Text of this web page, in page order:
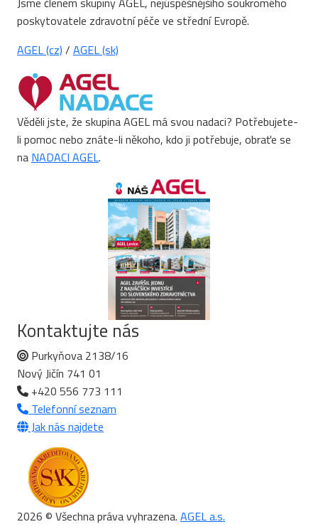
poskytovatele zdravotní péče ve střední Evropě.
AGEL (cz) / AGEL (sk)
Věděli jste, že skupina AGEL má svou nadaci? Potřebujete-
li pomoc nebo znáte-li někoho, kdo ji potřebuje, obraťe se
na NADACI AGEL.
Kontaktujte nás
Purkyňova 2138/16
Nový Jičín 741 01
+420 556 773 111
Telefonní seznam
Jak nás najdete
2026 © Všechna práva vyhrazena. AGEL a.s.